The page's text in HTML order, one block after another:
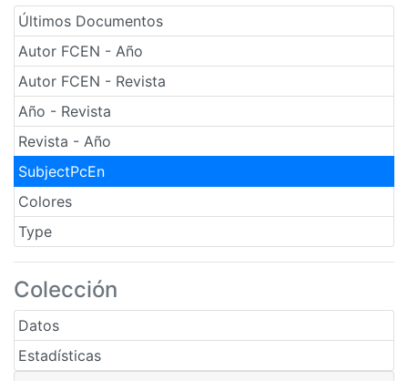
Últimos Documentos
Autor FCEN - Año
Autor FCEN - Revista
Año - Revista
Revista - Año
SubjectPcEn
Colores
Type
Colección
Datos
Estadísticas